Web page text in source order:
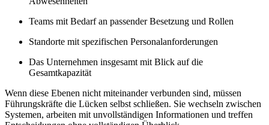
Teams mit Bedarf an passender Besetzung und Rollen
Standorte mit spezifischen Personalanforderungen
Das Unternehmen insgesamt mit Blick auf die
Gesamtkapazität
Wenn diese Ebenen nicht miteinander verbunden sind, müssen
Führungskräfte die Lücken selbst schließen. Sie wechseln zwischen
Systemen, arbeiten mit unvollständigen Informationen und treffen